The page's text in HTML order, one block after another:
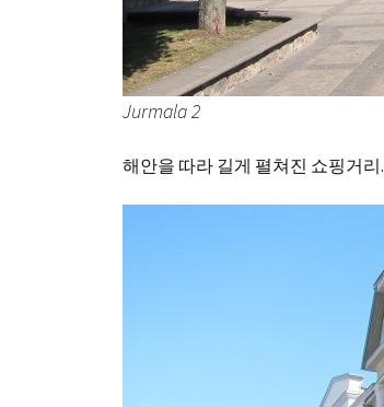
Jurmala 2
해안을 따라 길게 펼쳐진 쇼핑거리.